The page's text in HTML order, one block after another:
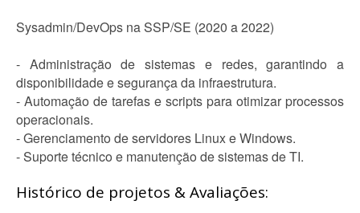
Sysadmin/DevOps na SSP/SE (2020 a 2022)
- Administração de sistemas e redes, garantindo a
disponibilidade e segurança da infraestrutura.
- Automação de tarefas e scripts para otimizar processos
operacionais.
- Gerenciamento de servidores Linux e Windows.
- Suporte técnico e manutenção de sistemas de TI.
Histórico de projetos & Avaliações: